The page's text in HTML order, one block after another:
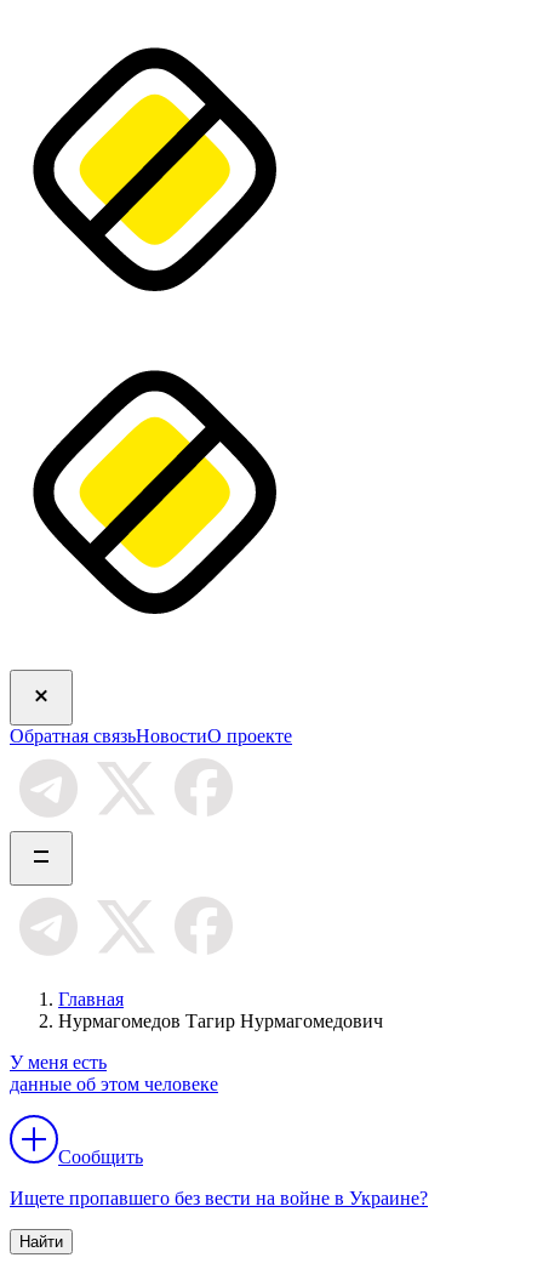
Обратная связьНовостиО проекте
Главная
Нурмагомедов Тагир Нурмагомедович
У меня есть
данные об этом человеке
Сообщить
Ищете пропавшего без вести на войне в Украине?
Найти